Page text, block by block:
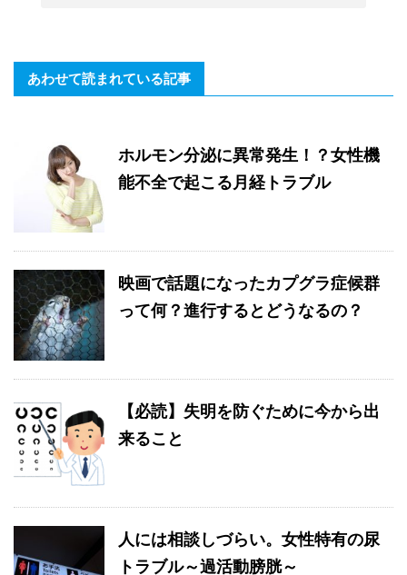
あわせて読まれている記事
ホルモン分泌に異常発生！？女性機
能不全で起こる月経トラブル
映画で話題になったカプグラ症候群
って何？進行するとどうなるの？
【必読】失明を防ぐために今から出
来ること
人には相談しづらい。女性特有の尿
トラブル～過活動膀胱～